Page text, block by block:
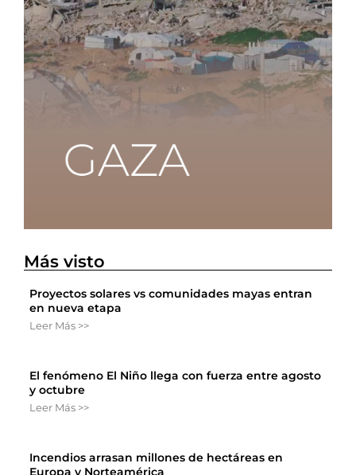
Más visto
Proyectos solares vs comunidades mayas entran
en nueva etapa
Leer Más >>
El fenómeno El Niño llega con fuerza entre agosto
y octubre
Leer Más >>
Incendios arrasan millones de hectáreas en
Europa y Norteamérica